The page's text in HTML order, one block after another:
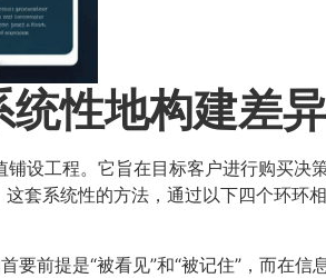
性地构建差
设工程。它旨在目标客户进行购买决
套系统性的方法，通过以下四个环环
要前提是“被看见”和“被记住”，而在